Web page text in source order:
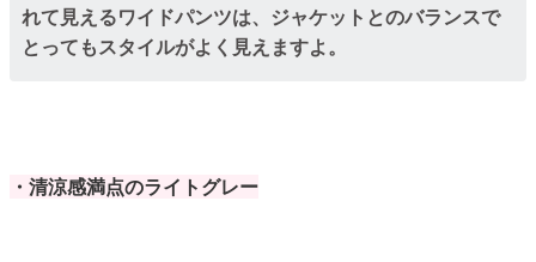
れて見えるワイドパンツは、ジャケットとのバランスで
とってもスタイルがよく見えますよ。
・清涼感満点のライトグレー